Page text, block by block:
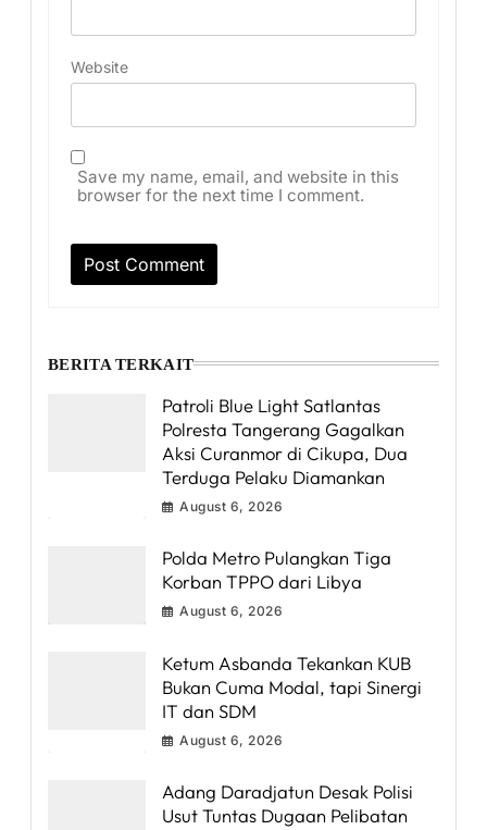
Website
Save my name, email, and website in this
browser for the next time I comment.
BERITA TERKAIT
Patroli Blue Light Satlantas
Polresta Tangerang Gagalkan
Aksi Curanmor di Cikupa, Dua
Terduga Pelaku Diamankan
August 6, 2026
Polda Metro Pulangkan Tiga
Korban TPPO dari Libya
August 6, 2026
Ketum Asbanda Tekankan KUB
Bukan Cuma Modal, tapi Sinergi
IT dan SDM
August 6, 2026
Adang Daradjatun Desak Polisi
Usut Tuntas Dugaan Pelibatan